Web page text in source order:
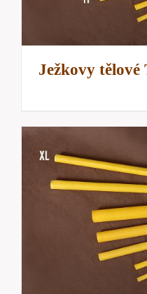
Ježkovy tělové